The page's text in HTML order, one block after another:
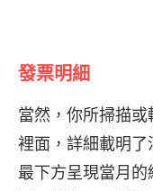
發票明細
當然，你所掃描
裡面，詳細載明
最下方呈現當月